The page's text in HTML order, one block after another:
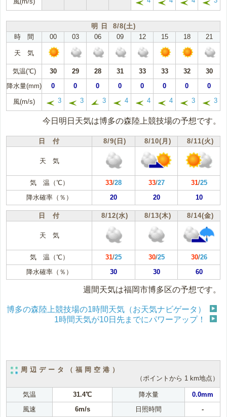
明 日 8/8(土)
時 間
00 03 06 09 12 15 18 21
天 気
気温(℃) 30 29 28 31 33 33 32
30
降水量(mm)
0 0 0 0 0 0 0 0
風(m/s) 3 3 3 4 4 4 3 3
今日明日天気は博多の森陸上競技場の予想です。
日 付 8/9(日) 8/10(月) 8/11(火)
天 気
気 温（℃） 33/28 33/27 31/25
降水確率（％）
20 20 10
日 付 8/12(水) 8/13(木) 8/14(金)
天 気
気 温（℃） 31/25 30/25 30/26
降水確率（％）
30 30 60
週間天気は福岡市博多区の予想です。
博多の森陸上競技場の1時間天気（お天気ナビゲータ）
1時間天気が10日先までにパワーアップ！
周辺データ（福岡空港）
（ポイントから 1 km地点）
気温 31.4℃ 降水量
0.0mm
風速
6m/s 日照時間 -